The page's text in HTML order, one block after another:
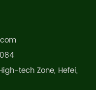
tech Zone, Hefei,